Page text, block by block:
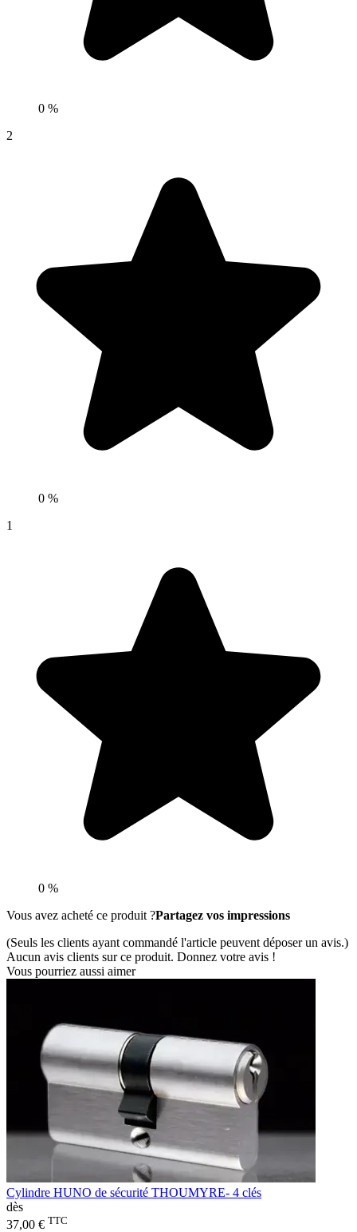
0 %
2
0 %
1
0 %
Vous avez acheté ce produit ?Partagez vos impressions
(Seuls les clients ayant commandé l'article peuvent déposer un avis.)
Aucun avis clients sur ce produit. Donnez votre avis !
Vous pourriez aussi aimer
Cylindre HUNO de sécurité THOUMYRE- 4 clés
dès
37,00 € TTC